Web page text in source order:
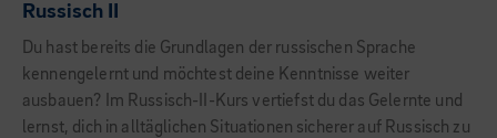
Russisch II
Du hast bereits die Grundlagen der russischen Sprache
kennengelernt und möchtest deine Kenntnisse weiter
ausbauen? Im Russisch-II-Kurs vertiefst du das Gelernte und
lernst, dich in alltäglichen Situationen sicherer auf Russisch zu